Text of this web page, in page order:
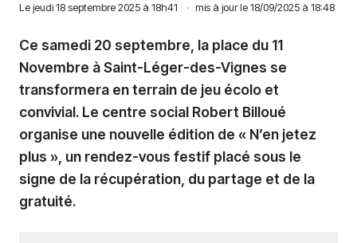
Le jeudi 18 septembre 2025 à 18h41 · mis à jour le 18/09/2025 à 18:48
Ce samedi 20 septembre, la place du 11
Novembre à Saint-Léger-des-Vignes se
transformera en terrain de jeu écolo et
convivial. Le centre social Robert Billoué
organise une nouvelle édition de « N’en jetez
plus », un rendez-vous festif placé sous le
signe de la récupération, du partage et de la
gratuité.